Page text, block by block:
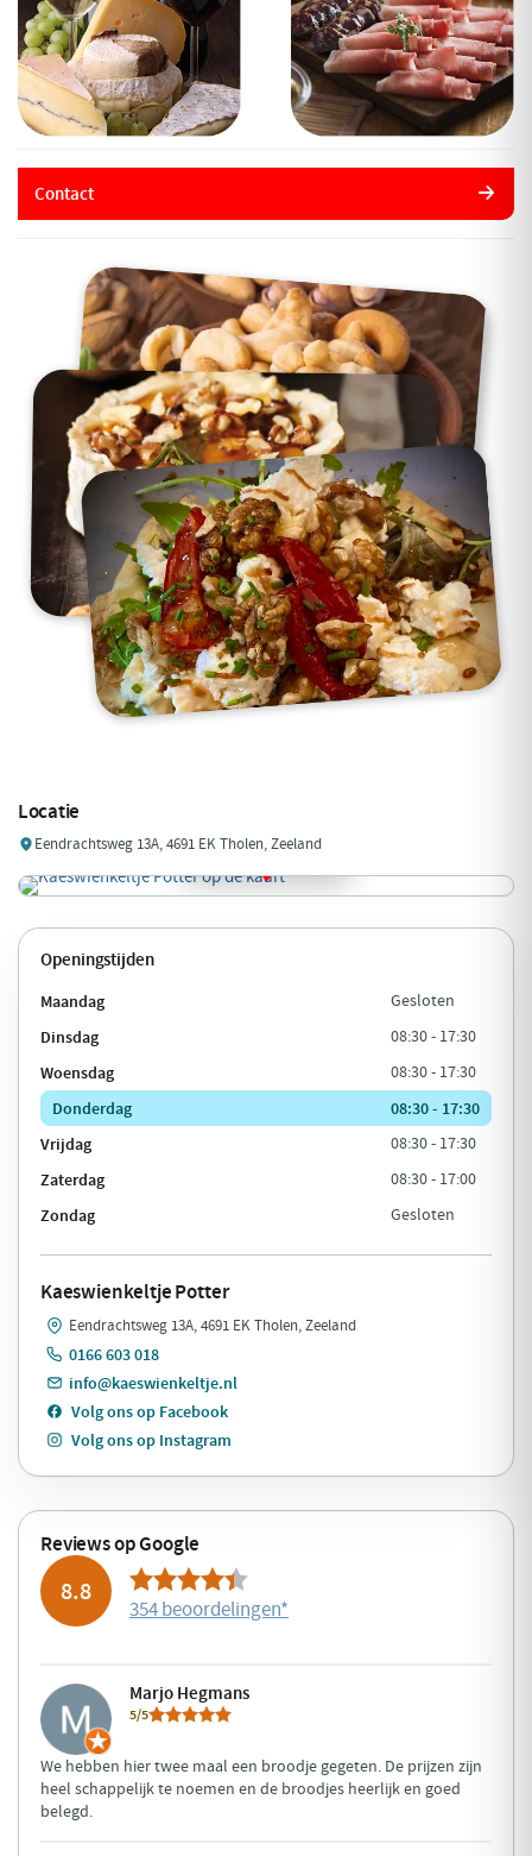
Contact
Locatie
Eendrachtsweg 13A, 4691 EK Tholen, Zeeland
Openingstijden
Maandag Gesloten
Dinsdag 08:30 - 17:30
Woensdag 08:30 - 17:30
Donderdag
08:30 - 17:30
Vrijdag
08:30 - 17:30
Zaterdag 08:30 - 17:00
Zondag Gesloten
Kaeswienkeltje Potter
Eendrachtsweg 13A, 4691 EK Tholen, Zeeland
0166 603 018
info@kaeswienkeltje.nl
Volg ons op Facebook
Volg ons op Instagram
Reviews op Google
8.8
354 beoordelingen*
Marjo Hegmans
5/5
We hebben hier twee maal een broodje gegeten. De prijzen zijn
heel schappelijk te noemen en de broodjes heerlijk en goed
belegd.